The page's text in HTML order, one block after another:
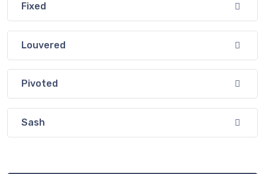
Fixed
Louvered
Pivoted
Sash